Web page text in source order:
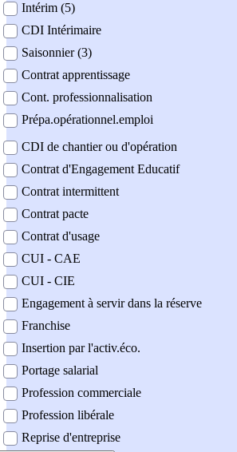
Intérim (5)
CDI Intérimaire
Saisonnier (3)
Contrat apprentissage
Cont. professionnalisation
Prépa.opérationnel.emploi
CDI de chantier ou d'opération
Contrat d'Engagement Educatif
Contrat intermittent
Contrat pacte
Contrat d'usage
CUI - CAE
CUI - CIE
Engagement à servir dans la réserve
Franchise
Insertion par l'activ.éco.
Portage salarial
Profession commerciale
Profession libérale
Reprise d'entreprise